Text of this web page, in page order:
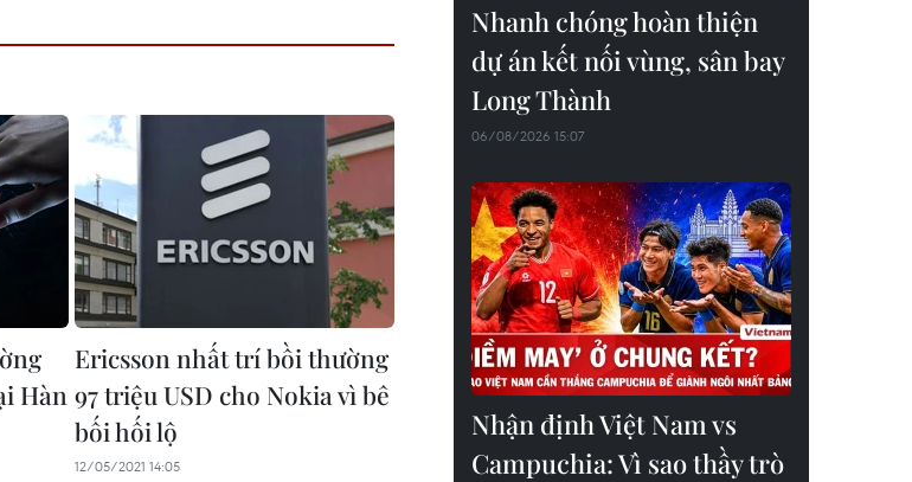
Hàn
Ericsson nhất trí bồi thường
97 triệu USD cho Nokia vì bê
bối hối lộ
12/05/2021 14:05
Nhanh chóng hoàn thiện
dự án kết nối vùng, sân bay
Long Thành
06/08/2026 15:07
Nhận định Việt Nam vs
Campuchia: Vì sao thầy trò